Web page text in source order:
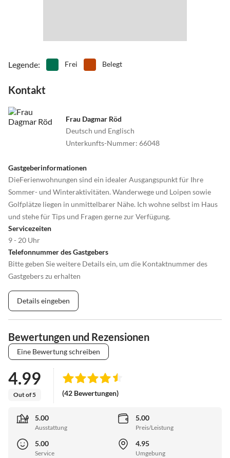
Legende: Frei Belegt
Kontakt
Frau Dagmar Röd
Deutsch und Englisch
Unterkunfts-Nummer: 66048
Gastgeberinformationen
DieFerienwohnungen sind ein idealer Ausgangspunkt für Ihre
Sommer- und Winteraktivitäten. Wanderwege und Loipen sowie
Golfplätze liegen in unmittelbarer Nähe. Ich wohne selbst im Haus
und stehe für Tips und Fragen gerne zur Verfügung.
Servicezeiten
9 - 20 Uhr
Telefonnummer des Gastgebers
Bitte geben Sie weitere Details ein, um die Kontaktnummer des
Gastgebers zu erhalten
Details eingeben
Bewertungen und Rezensionen
Eine Bewertung schreiben
4.99
Out of 5 (42 Bewertungen)
5.00
Ausstattung
5.00
Preis/Leistung
5.00
Service
4.95
Umgebung